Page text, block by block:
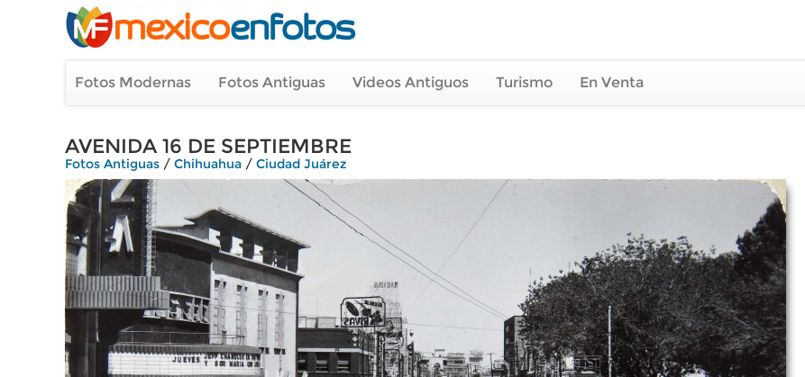
Fotos Modernas Fotos Antiguas Videos Antiguos Turismo En Venta
AVENIDA 16 DE SEPTIEMBRE
Fotos Antiguas / Chihuahua / Ciudad Juárez